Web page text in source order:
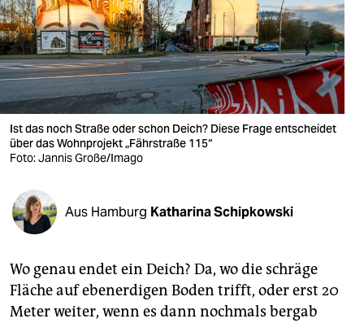
nord
wahrheit
verlag
verlag
veranstaltungen
fragen & hilfe
abo
genossenschaft
Ist das noch Straße oder schon Deich? Diese Frage entscheidet
über das Wohnprojekt „Fährstraße 115“
Foto: Jannis Große/Imago
Aus Hamburg Katharina Schipkowski
Wo genau endet ein Deich? Da, wo die schräge
Fläche auf ebenerdigen Boden trifft, oder erst 20
Meter weiter, wenn es dann nochmals bergab